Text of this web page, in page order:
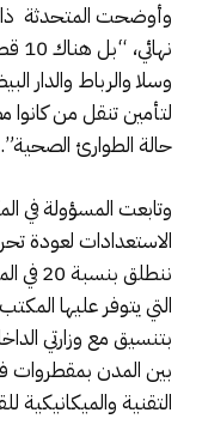
وأوضحت المتحدثة
وسلا والرباط والدار
لتأمين تنقل من
حالة الطوارئ الصحية”.
وتابعت المسؤولة في
الاستعدادات لعودة
التي يتوفر عليها
بتنسيق مع وزارتي
بين المدن بمقطروات
التقنية والميكانيكية